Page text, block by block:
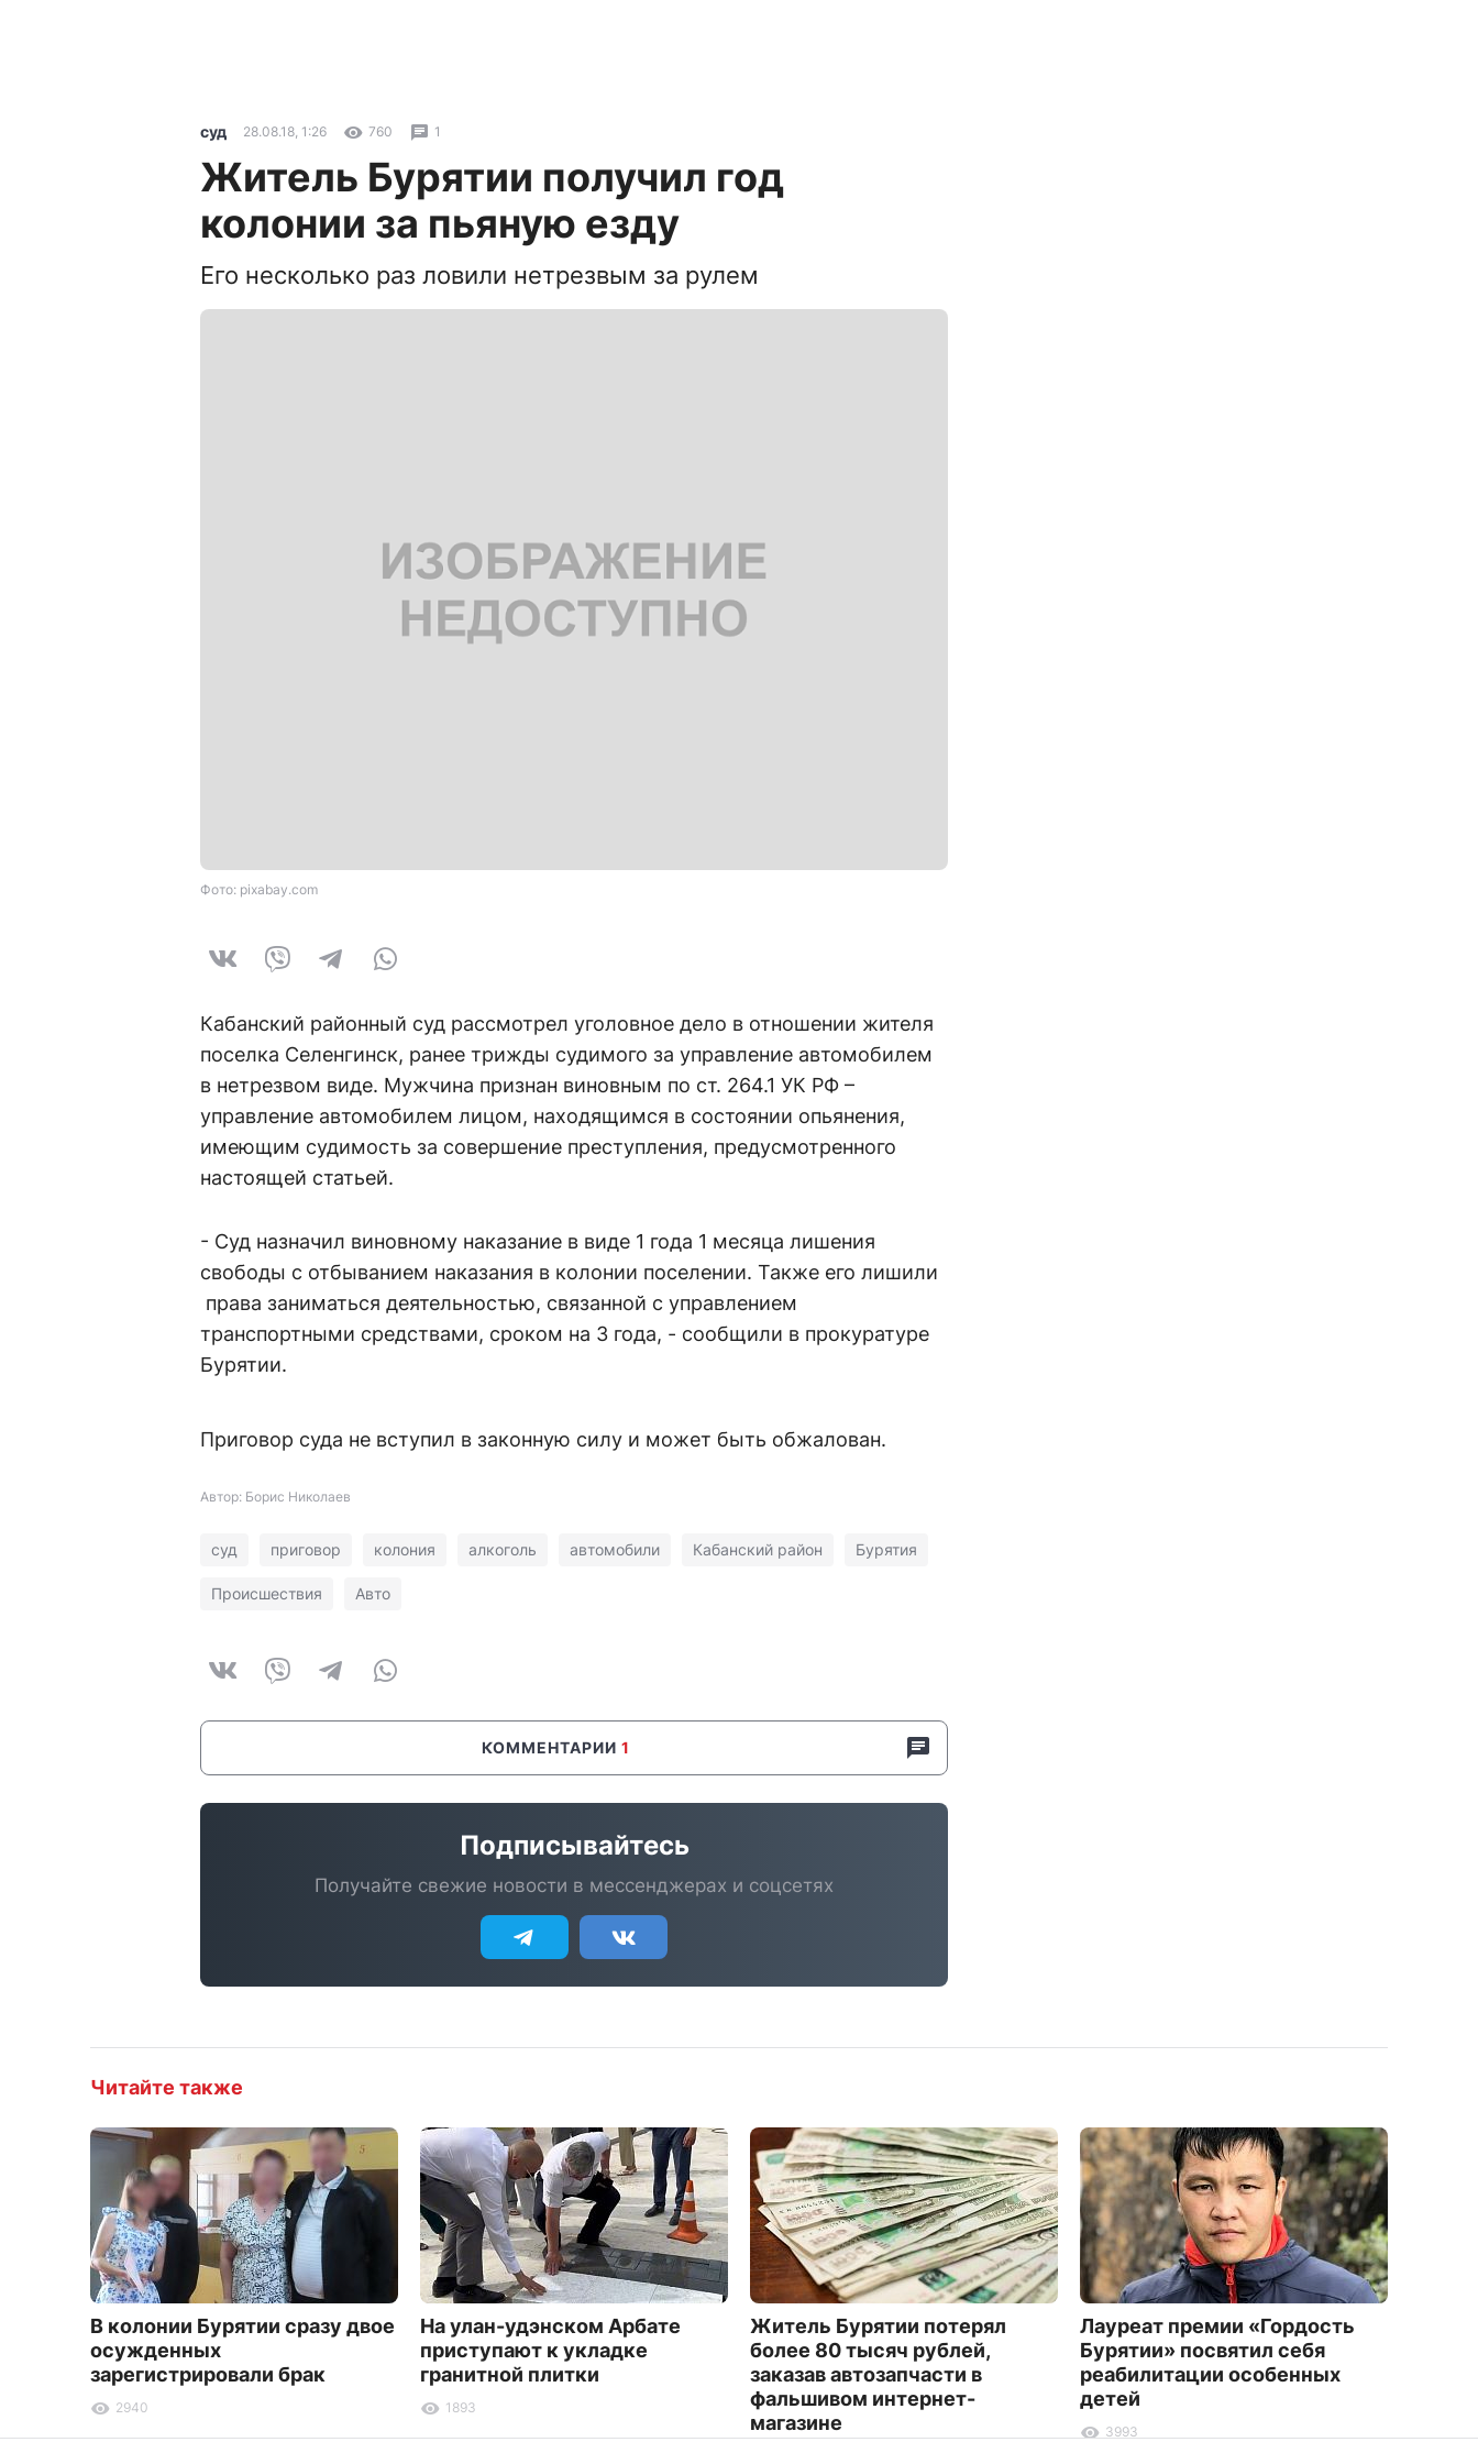
суд 28.08.18, 1:26 760 1
Житель Бурятии получил год
колонии за пьяную езду
Его несколько раз ловили нетрезвым за рулем
Фото: pixabay.com
Кабанский районный суд рассмотрел уголовное дело в отношении жителя
поселка Селенгинск, ранее трижды судимого за управление автомобилем
в нетрезвом виде. Мужчина признан виновным по ст. 264.1 УК РФ –
управление автомобилем лицом, находящимся в состоянии опьянения,
имеющим судимость за совершение преступления, предусмотренного
настоящей статьей.
- Суд назначил виновному наказание в виде 1 года 1 месяца лишения
свободы с отбыванием наказания в колонии поселении. Также его лишили
права заниматься деятельностью, связанной с управлением
транспортными средствами, сроком на 3 года, - сообщили в прокуратуре
Бурятии.
Приговор суда не вступил в законную силу и может быть обжалован.
Автор: Борис Николаев
суд приговор колония алкоголь автомобили Кабанский район Бурятия
Происшествия Авто
КОММЕНТАРИИ 1
Подписывайтесь
Получайте свежие новости в мессенджерах и соцсетях
Читайте также
В колонии Бурятии сразу двое
осужденных
зарегистрировали брак
2940
На улан-удэнском Арбате
приступают к укладке
гранитной плитки
1893
Житель Бурятии потерял
более 80 тысяч рублей,
заказав автозапчасти в
фальшивом интернет-
магазине
Лауреат премии «Гордость
Бурятии» посвятил себя
реабилитации особенных
детей
3993